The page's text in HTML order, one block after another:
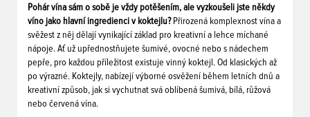
Pohár vína sám o sobě je vždy potěšením, ale vyzkoušeli jste někdy
víno jako hlavní ingredienci v koktejlu? Přirozená komplexnost vína a
svěžest z něj dělají vynikající základ pro kreativní a lehce míchané
nápoje. Ať už upřednostňujete šumivé, ovocné nebo s nádechem
pepře, pro každou příležitost existuje vinný koktejl. Od klasických až
po výrazné. Koktejly, nabízejí výborné osvěžení během letních dnů a
kreativní způsob, jak si vychutnat svá oblíbená šumivá, bílá, růžová
nebo červená vína.